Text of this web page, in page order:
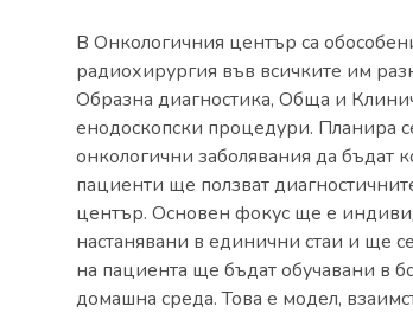
В Онкологичния център са
радиохирургия във всичките им
Образна диагностика, Обща и
енодоскопски процедури. Планира
онкологични заболявания да бъдат
пациенти ще ползват
център. Oсновен фокус ще е
настанявани в единични стаи и ще
на пациента ще бъдат обучавани в
домашна среда. Това е модел,